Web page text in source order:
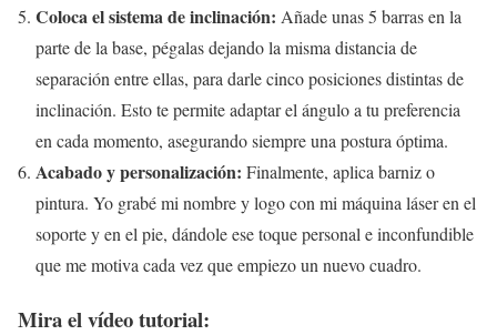
Coloca el sistema de inclinación: Añade unas 5 barras en la
parte de la base, pégalas dejando la misma distancia de
separación entre ellas, para darle cinco posiciones distintas de
inclinación. Esto te permite adaptar el ángulo a tu preferencia
en cada momento, asegurando siempre una postura óptima.
Acabado y personalización: Finalmente, aplica barniz o
pintura. Yo grabé mi nombre y logo con mi máquina láser en el
soporte y en el pie, dándole ese toque personal e inconfundible
que me motiva cada vez que empiezo un nuevo cuadro.
Mira el vídeo tutorial: